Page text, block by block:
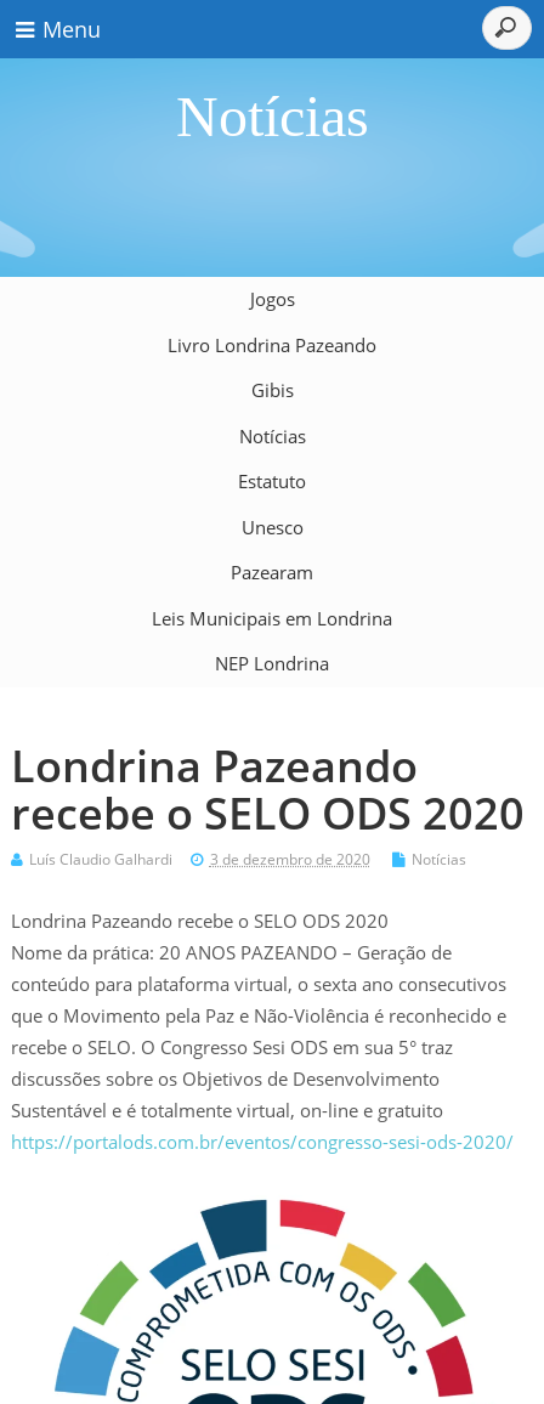
Menu
Notícias
Jogos
Livro Londrina Pazeando
Gibis
Notícias
Estatuto
Unesco
Pazearam
Leis Municipais em Londrina
NEP Londrina
Londrina Pazeando
recebe o SELO ODS 2020
Luís Claudio Galhardi 3 de dezembro de 2020 Notícias
Londrina Pazeando recebe o SELO ODS 2020
Nome da prática: 20 ANOS PAZEANDO – Geração de
conteúdo para plataforma virtual, o sexta ano consecutivos
que o Movimento pela Paz e Não-Violência é reconhecido e
recebe o SELO. O Congresso Sesi ODS em sua 5° traz
discussões sobre os Objetivos de Desenvolvimento
Sustentável e é totalmente virtual, on-line e gratuito
https://portalods.com.br/eventos/congresso-sesi-ods-2020/